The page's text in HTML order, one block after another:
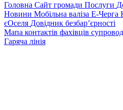
Головна Сайт громади Послуги
Новини Мобільна валіза Е-Черга
єОселя Довідник безбар’єрності
Мапа контактів фахівців
Гаряча лінія